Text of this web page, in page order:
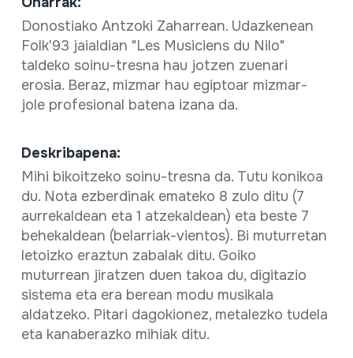
Donostiako Antzoki Zaharrean. Udazkenean
Folk'93 jaialdian "Les Musiciens du Nilo"
taldeko soinu-tresna hau jotzen zuenari
erosia. Beraz, mizmar hau egiptoar mizmar-
jole profesional batena izana da.
Deskribapena:
Mihi bikoitzeko soinu-tresna da. Tutu konikoa
du. Nota ezberdinak emateko 8 zulo ditu (7
aurrekaldean eta 1 atzekaldean) eta beste 7
behekaldean (belarriak-vientos). Bi muturretan
letoizko eraztun zabalak ditu. Goiko
muturrean jiratzen duen takoa du, digitazio
sistema eta era berean modu musikala
aldatzeko. Pitari dagokionez, metalezko tudela
eta kanaberazko mihiak ditu.